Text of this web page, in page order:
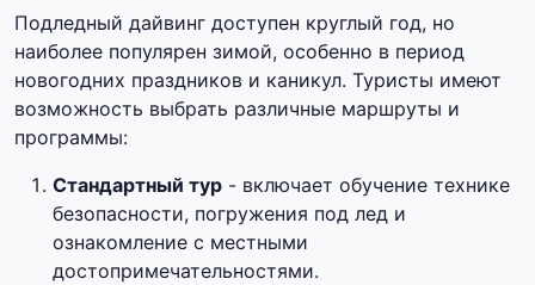
Подледный дайвинг доступен круглый год, но
наиболее популярен зимой, особенно в период
новогодних праздников и каникул. Туристы имеют
возможность выбрать различные маршруты и
программы:
Стандартный тур - включает обучение технике
безопасности, погружения под лед и
ознакомление с местными
достопримечательностями.